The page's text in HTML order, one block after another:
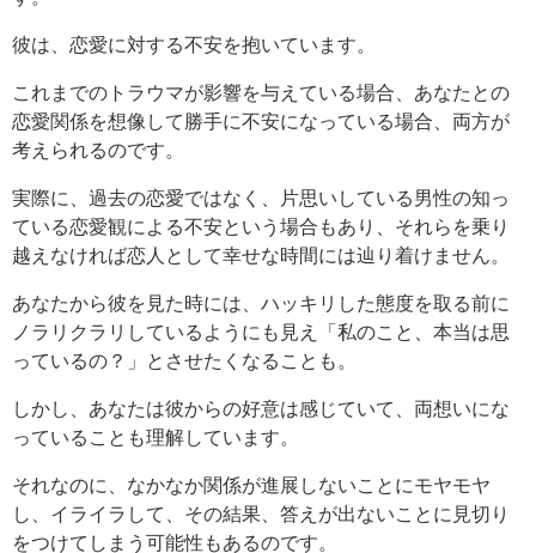
彼は、恋愛に対する不安を抱いています。
これまでのトラウマが影響を与えている場合、あなたとの
恋愛関係を想像して勝手に不安になっている場合、両方が
考えられるのです。
実際に、過去の恋愛ではなく、片思いしている男性の知っ
ている恋愛観による不安という場合もあり、それらを乗り
越えなければ恋人として幸せな時間には辿り着けません。
あなたから彼を見た時には、ハッキリした態度を取る前に
ノラリクラリしているようにも見え「私のこと、本当は思
っているの？」とさせたくなることも。
しかし、あなたは彼からの好意は感じていて、両想いにな
っていることも理解しています。
それなのに、なかなか関係が進展しないことにモヤモヤ
し、イライラして、その結果、答えが出ないことに見切り
をつけてしまう可能性もあるのです。